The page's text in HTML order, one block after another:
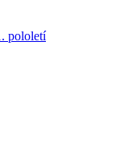
pololetí